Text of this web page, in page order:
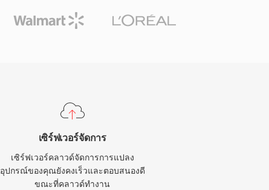
เซิร์ฟเวอร์จัดการ
เซิร์ฟเวอร์คลาวด์จัดการการแปลง
อุปกรณ์ของคุณยังคงเร็วและตอบสนองดี
ขณะที่คลาวด์ทำงาน